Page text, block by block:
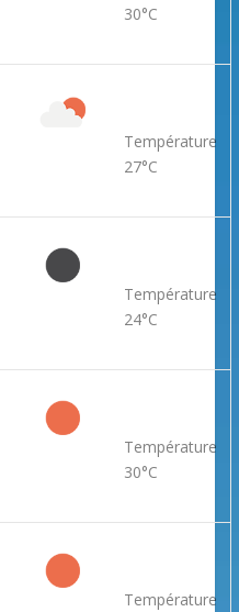
30°C
Température
27°C
Température
24°C
Température
30°C
Température